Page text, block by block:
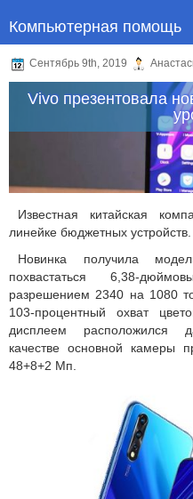
Компьютерная помощь
Сентябрь 9th, 2019
Vivo презентовала
Известная китайская
линейке бюджетных устройств.
Новинка получила
похвастаться 6,38-
разрешением 2340 на 1080
103-процентный охват
дисплеем расположился
качестве основной камеры
48+8+2 Мп.